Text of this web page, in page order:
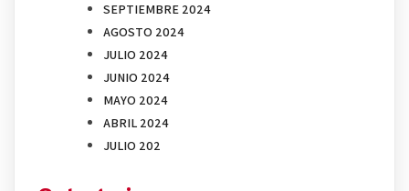
SEPTIEMBRE 2024
AGOSTO 2024
JULIO 2024
JUNIO 2024
MAYO 2024
ABRIL 2024
JULIO 202